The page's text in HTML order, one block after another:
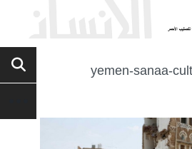
yemen-sanaa-